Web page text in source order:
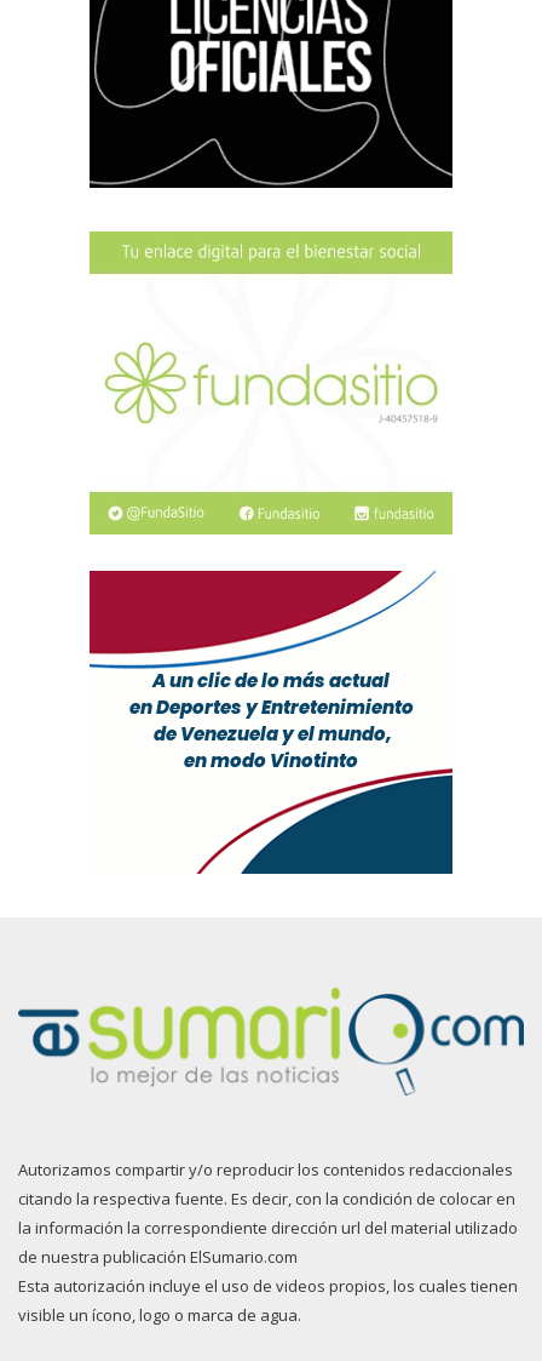
Autorizamos compartir y/o reproducir los contenidos redaccionales
citando la respectiva fuente. Es decir, con la condición de colocar en
la información la correspondiente dirección url del material utilizado
de nuestra publicación ElSumario.com
Esta autorización incluye el uso de videos propios, los cuales tienen
visible un ícono, logo o marca de agua.